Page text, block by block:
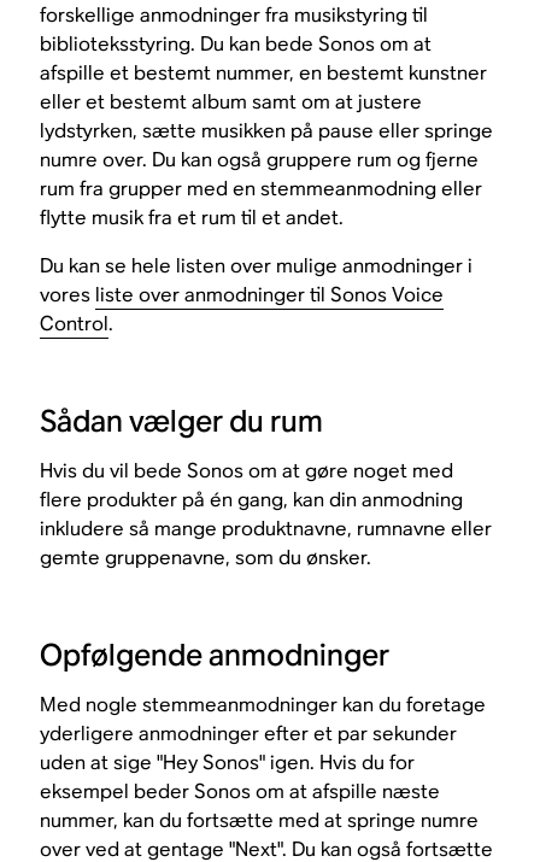
forskellige anmodninger fra musikstyring til
biblioteksstyring. Du kan bede Sonos om at
afspille et bestemt nummer, en bestemt kunstner
eller et bestemt album samt om at justere
lydstyrken, sætte musikken på pause eller springe
numre over. Du kan også gruppere rum og fjerne
rum fra grupper med en stemmeanmodning eller
flytte musik fra et rum til et andet.
Du kan se hele listen over mulige anmodninger i
vores liste over anmodninger til Sonos Voice
Control.
Sådan vælger du rum
Hvis du vil bede Sonos om at gøre noget med
flere produkter på én gang, kan din anmodning
inkludere så mange produktnavne, rumnavne eller
gemte gruppenavne, som du ønsker.
Opfølgende anmodninger
Med nogle stemmeanmodninger kan du foretage
yderligere anmodninger efter et par sekunder
uden at sige "Hey Sonos" igen. Hvis du for
eksempel beder Sonos om at afspille næste
nummer, kan du fortsætte med at springe numre
over ved at gentage "Next". Du kan også fortsætte